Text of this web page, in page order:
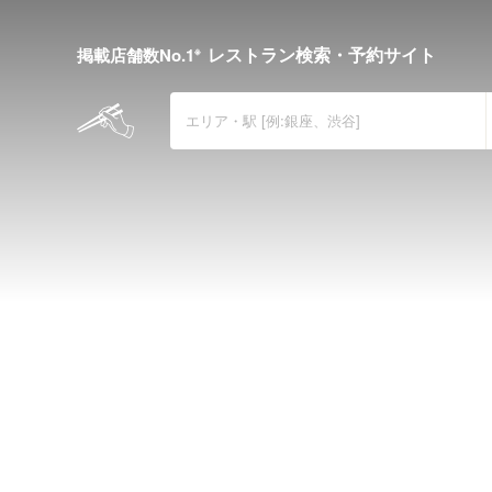
全国のグルメ・レストランガイド 食べロ
掲載店舗数No.1※ レストラン検索・予約サイト